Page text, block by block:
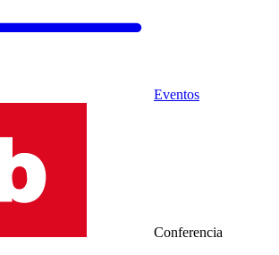
Eventos
Conferencia